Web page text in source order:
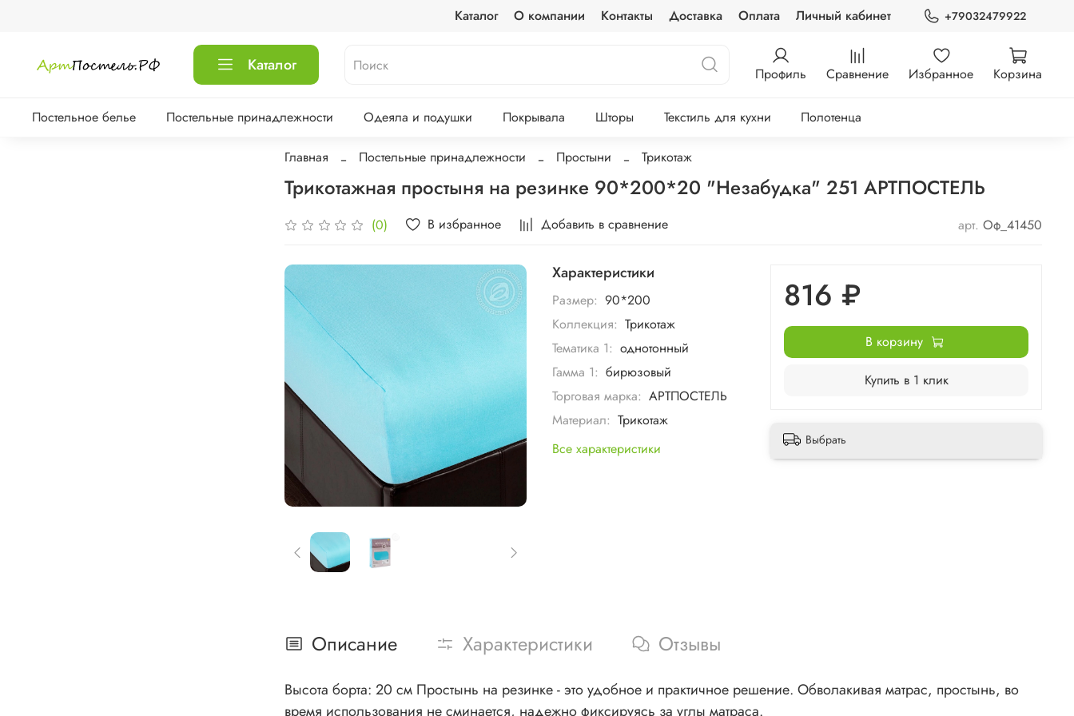
Каталог О компании Контакты Доставка Оплата Личный кабинет +79032479922
Каталог Профиль Сравнение Избранное Корзина
Постельное белье Постельные принадлежности Одеяла и подушки Покрывала Шторы Текстиль для кухни Полотенца
Главная Постельные принадлежности Простыни Трикотаж
Трикотажная простыня на резинке 90*200*20 "Незабудка" 251 АРТПОСТЕЛЬ
(0) В избранное Добавить в сравнение арт. Оф_41450
Характеристики
Размер: 90*200
Коллекция: Трикотаж
Тематика 1: однотонный
Гамма 1: бирюзовый
Торговая марка: АРТПОСТЕЛЬ
Материал: Трикотаж
Все характеристики
816 ₽
В корзину
Купить в 1 клик
Выбрать
Описание Характеристики Отзывы
Высота борта: 20 см Простынь на резинке - это удобное и практичное решение. Обволакивая матрас, простынь, во
время использования не сминается, надежно фиксируясь за углы матраса.